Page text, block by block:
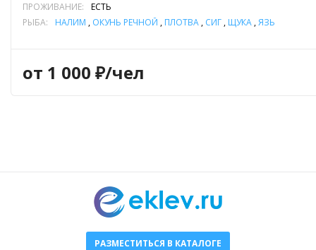
ПРОЖИВАНИЕ:
ЕСТЬ
РЫБА:
НАЛИМ , ОКУНЬ РЕЧНОЙ , ПЛОТВА , СИГ , ЩУКА ,ЯЗЬ
от 1 000 ₽/чел
РАЗМЕСТИТЬСЯ В КАТАЛОГЕ